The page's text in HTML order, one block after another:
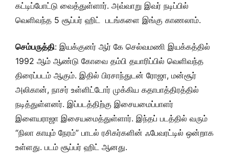
கட்டிப்போட்டு வைத்துள்ளார். அவ்வாறு இவர் நடிப்பில்
வெளிவந்த 5 சூப்பர் ஹிட் படங்களை இங்கு காணலாம்.
செம்பருத்தி: இயக்குனர் ஆர் கே செல்வமணி இயக்கத்தில்
1992 ஆம் ஆண்டு கோவை தம்பி தயாரிப்பில் வெளிவந்த
திரைப்படம் ஆகும். இதில் பிரசாந்துடன் ரோஜா, மன்சூர்
அலிகான், நாசர் உள்ளிட்டோர் முக்கிய கதாபாத்திரத்தில்
நடித்துள்ளனர். இப்படத்திற்கு இசையமைப்பாளர்
இளையராஜா இசையமைத்துள்ளார். இந்தப் படத்தில் வரும்
“நிலா காயும் நேரம்” பாடல் ரசிகர்களின் ஃபேவரட்டில் ஒன்றாக
உள்ளது. படம் சூப்பர் ஹிட் ஆனது.